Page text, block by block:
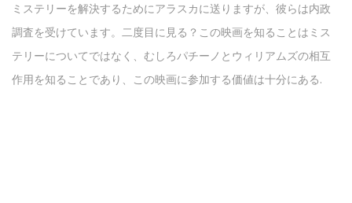
ミステリーを解決するためにアラスカに送りますが、彼らは内政
調査を受けています。二度目に見る？この映画を知ることはミス
テリーについてではなく、むしろパチーノとウィリアムズの相互
作用を知ることであり、この映画に参加する価値は十分にある.